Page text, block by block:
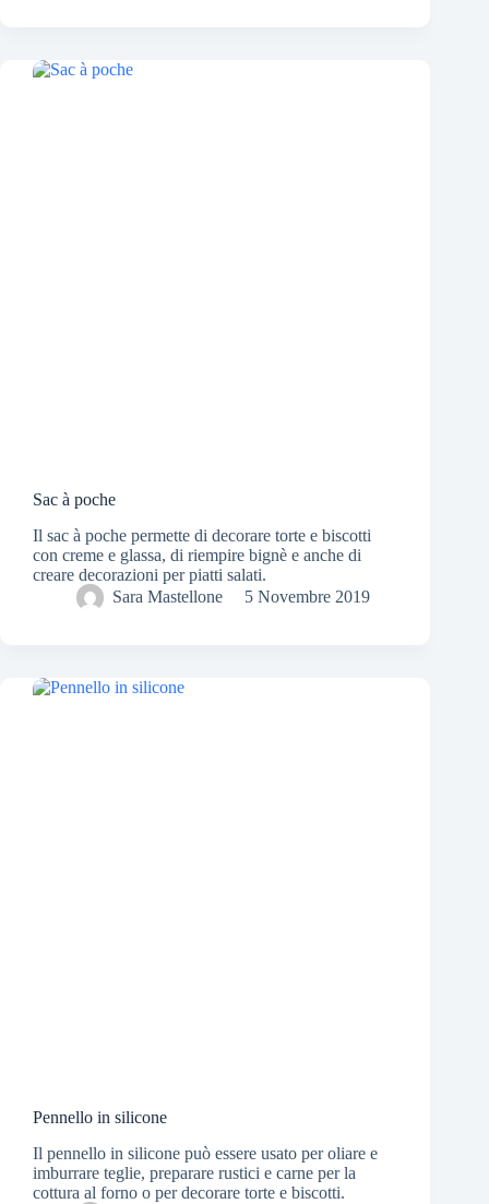
Sac à poche
Il sac à poche permette di decorare torte e biscotti
con creme e glassa, di riempire bignè e anche di
creare decorazioni per piatti salati.
Sara Mastellone
5 Novembre 2019
Pennello in silicone
Il pennello in silicone può essere usato per oliare e
imburrare teglie, preparare rustici e carne per la
cottura al forno o per decorare torte e biscotti.